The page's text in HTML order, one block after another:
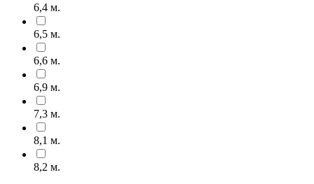
6,4 м.
6,5 м.
6,6 м.
6,9 м.
7,3 м.
8,1 м.
8,2 м.